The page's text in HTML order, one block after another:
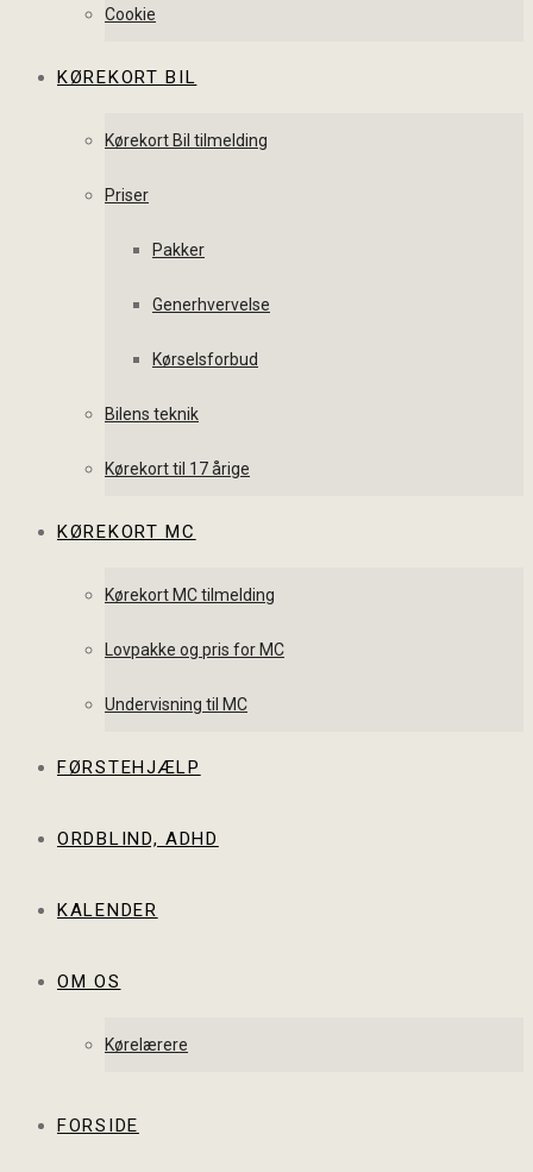
Cookie
KØREKORT BIL
Kørekort Bil tilmelding
Priser
Pakker
Generhvervelse
Kørselsforbud
Bilens teknik
Kørekort til 17 årige
KØREKORT MC
Kørekort MC tilmelding
Lovpakke og pris for MC
Undervisning til MC
FØRSTEHJÆLP
ORDBLIND, ADHD
KALENDER
OM OS
Kørelærere
FORSIDE